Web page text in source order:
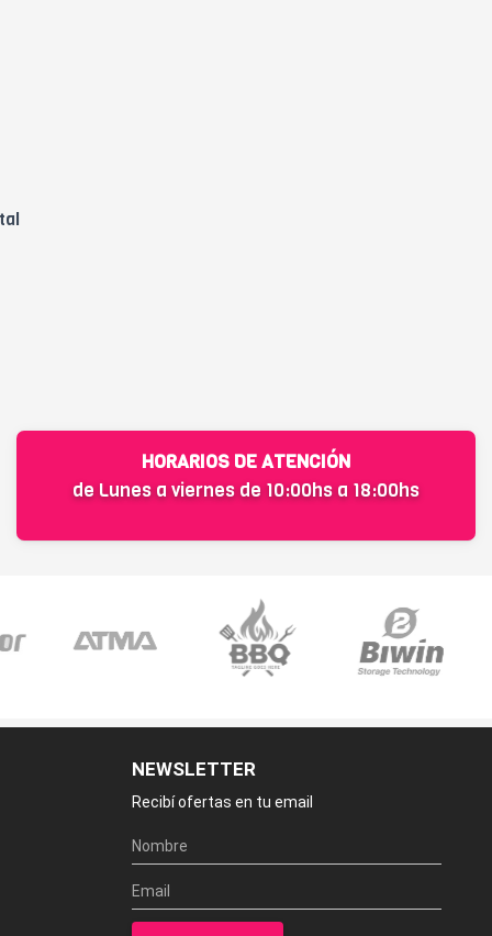
HORARIOS DE ATENCIÓN
de Lunes a viernes de 10:00hs a 18:00hs
NEWSLETTER
Recibí ofertas en tu email